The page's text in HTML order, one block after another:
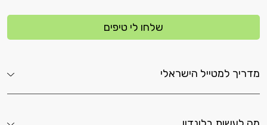
שלחו לי טיפים
מדריך למטייל הישראלי